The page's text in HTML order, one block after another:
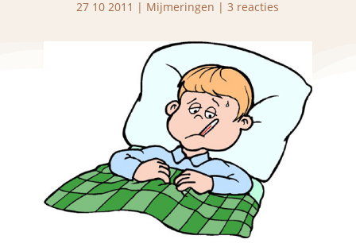
27 10 2011 | Mijmeringen |3 reacties